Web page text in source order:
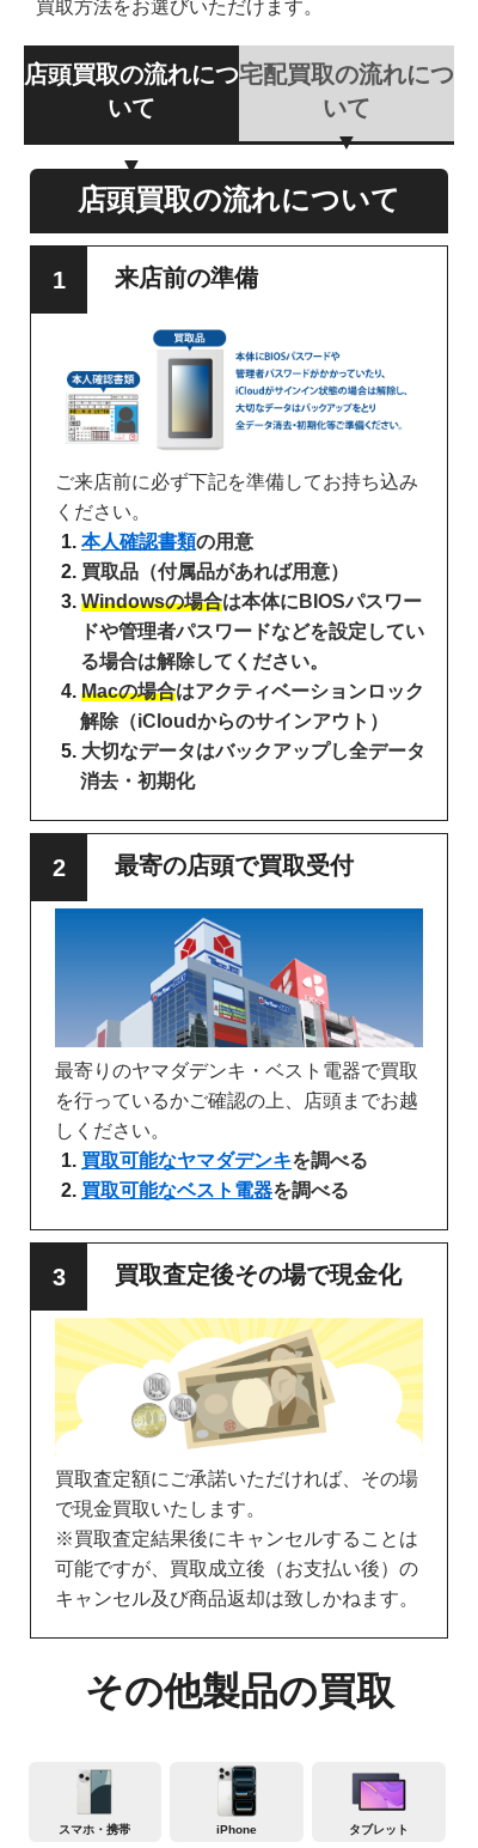
買取方法をお選びいただけます。
店頭買取の流れにつ
いて
宅配買取の流れにつ
いて
店頭買取の流れについて
来店前の準備
ご来店前に必ず下記を準備してお持ち込み
ください。
本人確認書類の用意
買取品（付属品があれば用意）
Windowsの場合は本体にBIOSパスワー
ドや管理者パスワードなどを設定してい
る場合は解除してください。
Macの場合はアクティベーションロック
解除（iCloudからのサインアウト）
大切なデータはバックアップし全データ
消去・初期化
最寄の店頭で買取受付
最寄りのヤマダデンキ・ベスト電器で買取
を行っているかご確認の上、店頭までお越
しください。
買取可能なヤマダデンキを調べる
買取可能なベスト電器を調べる
買取査定後その場で現金化
買取査定額にご承諾いただければ、その場
で現金買取いたします。
※買取査定結果後にキャンセルすることは
可能ですが、買取成立後（お支払い後）の
キャンセル及び商品返却は致しかねます。
その他製品の買取
スマホ・携帯 iPhone タブレット